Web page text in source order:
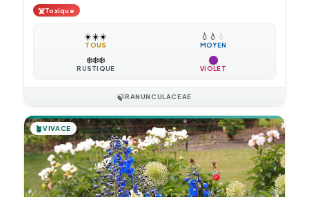
☠️Toxique
☀️☀️☀️
TOUS
💧 💧 💧
MOYEN
❄️❄️❄️
RUSTIQUE VIOLET
🍃RANUNCULACEAE
🪴VIVACE